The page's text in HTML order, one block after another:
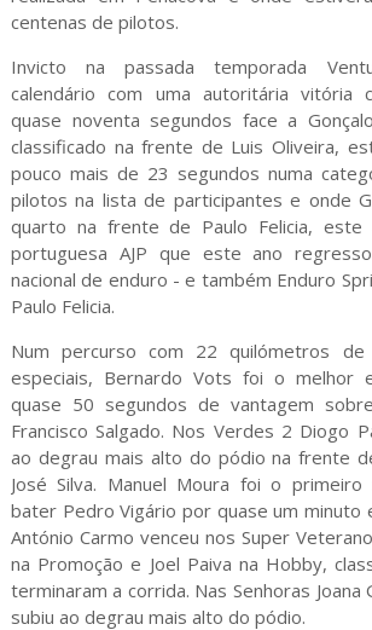
centenas de pilotos.
Invicto na passada temporada
calendário com uma autoritária vitória
quase noventa segundos face a
classificado na frente de Luis Oliveira,
pouco mais de 23 segundos numa
pilotos na lista de participantes e onde
quarto na frente de Paulo Felicia, este
portuguesa AJP que este ano
nacional de enduro - e também Enduro
Paulo Felicia.
Num percurso com 22 quilómetros
especiais, Bernardo Vots foi o melhor
quase 50 segundos de vantagem
Francisco Salgado. Nos Verdes 2 Diogo
ao degrau mais alto do pódio na frente
José Silva. Manuel Moura foi o
bater Pedro Vigário por quase um minuto
António Carmo venceu nos Super
na Promoção e Joel Paiva na Hobby,
terminaram a corrida. Nas Senhoras Joana
subiu ao degrau mais alto do pódio.